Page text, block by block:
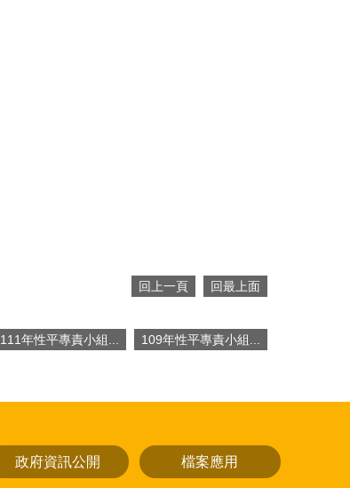
回上一頁 回最上面
111年性平專責小組... 109年性平專責小組...
政府資訊公開 檔案應用